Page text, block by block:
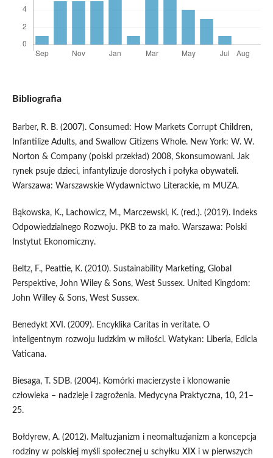
Bibliografia
Barber, R. B. (2007). Consumed: How Markets Corrupt Children,
Infantilize Adults, and Swallow Citizens Whole. New York: W. W.
Norton & Company (polski przekład) 2008, Skonsumowani. Jak
rynek psuje dzieci, infantylizuje dorosłych i połyka obywateli.
Warszawa: Warszawskie Wydawnictwo Literackie, m MUZA.
Bąkowska, K., Lachowicz, M., Marczewski, K. (red.). (2019). Indeks
Odpowiedzialnego Rozwoju. PKB to za mało. Warszawa: Polski
Instytut Ekonomiczny.
Beltz, F., Peattie, K. (2010). Sustainability Marketing, Global
Perspektive, John Wiley & Sons, West Sussex. United Kingdom:
John Willey & Sons, West Sussex.
Benedykt XVI. (2009). Encyklika Caritas in veritate. O
inteligentnym rozwoju ludzkim w miłości. Watykan: Liberia, Edicia
Vaticana.
Biesaga, T. SDB. (2004). Komórki macierzyste i klonowanie
człowieka – nadzieje i zagrożenia. Medycyna Praktyczna, 10, 21–
25.
Bołdyrew, A. (2012). Maltuzjanizm i neomaltuzjanizm a koncepcja
rodziny w polskiej myśli społecznej u schyłku XIX i w pierwszych